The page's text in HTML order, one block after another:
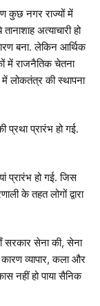
कुछ नगर राज्यों में
अत्याचारी हो
बना. लेकिन आर्थिक
में राजनैतिक चेतना
लोकतंत्र की स्थापना
प्रथा प्रारंभ हो गई.
प्रारंभ हो गई. जिस
के तहत लोगों द्वारा
सरकार सेना की, सेना
व्यापार, कला और
नहीं हो पाया सैनिक